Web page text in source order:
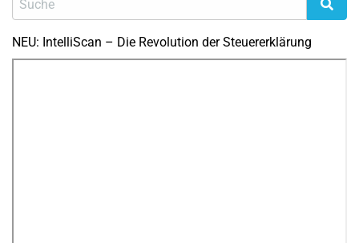
NEU: IntelliScan – Die Revolution der Steuererklärung